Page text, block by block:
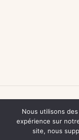
Copyright © 2026
Création site
Nous utilisons
expérience sur
site, nous